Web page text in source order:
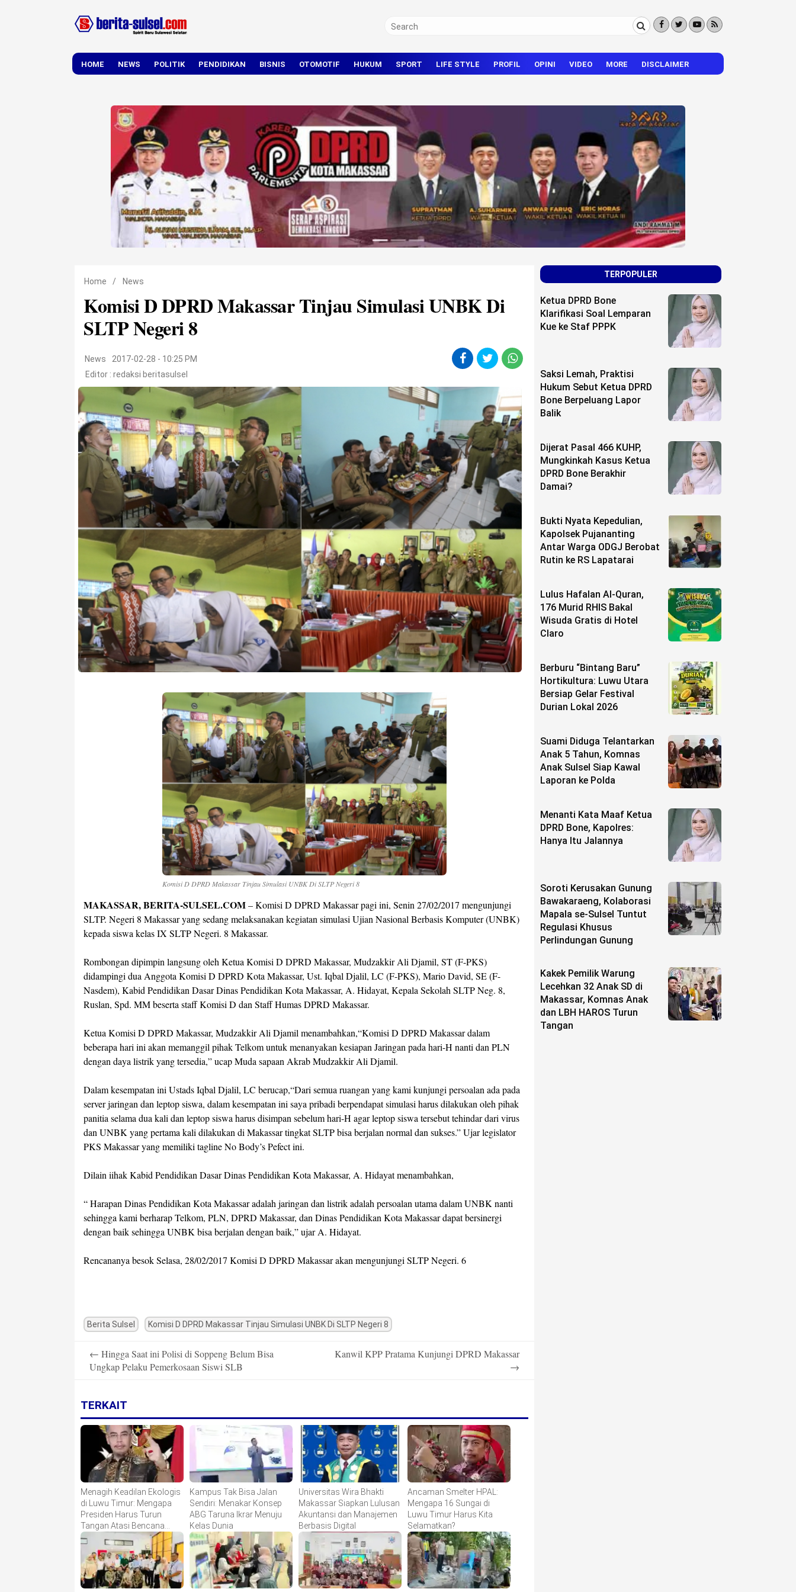
HOME NEWS POLITIK PENDIDIKAN BISNIS OTOMOTIF HUKUM SPORT LIFE STYLE PROFIL OPINI VIDEO MORE DISCLAIMER
Home / News
Komisi D DPRD Makassar Tinjau Simulasi UNBK Di
SLTP Negeri 8
News
2017-02-28 - 10:25 PM
Editor : redaksi beritasulsel
Komisi D DPRD Makassar Tinjau Simulasi UNBK Di SLTP Negeri 8
MAKASSAR, BERITA-SULSEL.COM– Komisi D DPRD Makassar pagi ini, Senin 27/02/2017 mengunjungi
SLTP. Negeri 8 Makassar yang sedang melaksanakan kegiatan simulasi Ujian Nasional Berbasis Komputer (UNBK)
kepada siswa kelas IX SLTP Negeri. 8 Makassar.
Rombongan dipimpin langsung oleh Ketua Komisi D DPRD Makassar, Mudzakkir Ali Djamil, ST (F-PKS)
didampingi dua Anggota Komisi D DPRD Kota Makassar, Ust. Iqbal Djalil, LC (F-PKS), Mario David, SE (F-
Nasdem), Kabid Pendidikan Dasar Dinas Pendidikan Kota Makassar, A. Hidayat, Kepala Sekolah SLTP Neg. 8,
Ruslan, Spd. MM beserta staff Komisi D dan Staff Humas DPRD Makassar.
Ketua Komisi D DPRD Makassar, Mudzakkir Ali Djamil menambahkan,“Komisi D DPRD Makassar dalam
beberapa hari ini akan memanggil pihak Telkom untuk menanyakan kesiapan Jaringan pada hari-H nanti dan PLN
dengan daya listrik yang tersedia,” ucap Muda sapaan Akrab Mudzakkir Ali Djamil.
Dalam kesempatan ini Ustads Iqbal Djalil, LC berucap,“Dari semua ruangan yang kami kunjungi persoalan ada pada
server jaringan dan leptop siswa, dalam kesempatan ini saya pribadi berpendapat simulasi harus dilakukan oleh pihak
panitia selama dua kali dan leptop siswa harus disimpan sebelum hari-H agar leptop siswa tersebut tehindar dari virus
dan UNBK yang pertama kali dilakukan di Makassar tingkat SLTP bisa berjalan normal dan sukses.” Ujar legislator
PKS Makassar yang memiliki tagline No Body’s Pefect ini.
Dilain iihak Kabid Pendidikan Dasar Dinas Pendidikan Kota Makassar, A. Hidayat menambahkan,
“ Harapan Dinas Pendidikan Kota Makassar adalah jaringan dan listrik adalah persoalan utama dalam UNBK nanti
sehingga kami berharap Telkom, PLN, DPRD Makassar, dan Dinas Pendidikan Kota Makassar dapat bersinergi
dengan baik sehingga UNBK bisa berjalan dengan baik,” ujar A. Hidayat.
Rencananya besok Selasa, 28/02/2017 Komisi D DPRD Makassar akan mengunjungi SLTP Negeri. 6
Berita Sulsel Komisi D DPRD Makassar Tinjau Simulasi UNBK Di SLTP Negeri 8
navigation
← Hingga Saat ini Polisi di Soppeng Belum Bisa
Ungkap Pelaku Pemerkosaan Siswi SLB
Kanwil KPP Pratama Kunjungi DPRD Makassar
→
TERKAIT
Menagih Keadilan Ekologis
di Luwu Timur: Mengapa
Presiden Harus Turun
Tangan Atasi Bencana
Smelter HPAL?
Kampus Tak Bisa Jalan
Sendiri: Menakar Konsep
ABG Taruna Ikrar Menuju
Kelas Dunia
Universitas Wira Bhakti
Makassar Siapkan Lulusan
Akuntansi dan Manajemen
Berbasis Digital
Ancaman Smelter HPAL:
Mengapa 16 Sungai di
Luwu Timur Harus Kita
Selamatkan?
TERPOPULER
Ketua DPRD Bone
Klarifikasi Soal Lemparan
Kue ke Staf PPPK
Saksi Lemah, Praktisi
Hukum Sebut Ketua DPRD
Bone Berpeluang Lapor
Balik
Dijerat Pasal 466 KUHP,
Mungkinkah Kasus Ketua
DPRD Bone Berakhir
Damai?
Bukti Nyata Kepedulian,
Kapolsek Pujananting
Antar Warga ODGJ Berobat
Rutin ke RS Lapatarai
Lulus Hafalan Al-Quran,
176 Murid RHIS Bakal
Wisuda Gratis di Hotel
Claro
Berburu “Bintang Baru”
Hortikultura: Luwu Utara
Bersiap Gelar Festival
Durian Lokal 2026
Suami Diduga Telantarkan
Anak 5 Tahun, Komnas
Anak Sulsel Siap Kawal
Laporan ke Polda
Menanti Kata Maaf Ketua
DPRD Bone, Kapolres:
Hanya Itu Jalannya
Soroti Kerusakan Gunung
Bawakaraeng, Kolaborasi
Mapala se-Sulsel Tuntut
Regulasi Khusus
Perlindungan Gunung
Kakek Pemilik Warung
Lecehkan 32 Anak SD di
Makassar, Komnas Anak
dan LBH HAROS Turun
Tangan